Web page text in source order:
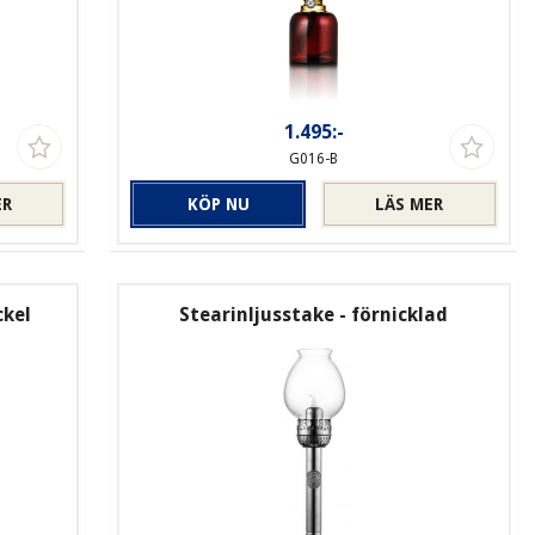
1.495:-
G016-B
LÄS MER
KÖP NU
Stearinljusstake - förnicklad